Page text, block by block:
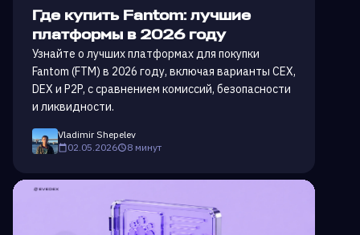
Где купить Fantom: лучшие
платформы в 2026 году
Узнайте о лучших платформах для покупки
Fantom (FTM) в 2026 году, включая варианты CEX,
DEX и P2P, с сравнением комиссий, безопасности
и ликвидности.
Vladimir Shepelev
02.05.2026
8 минут